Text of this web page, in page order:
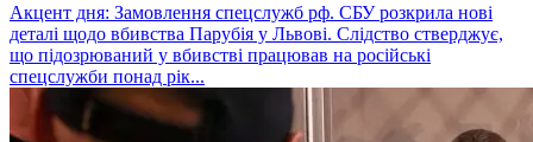
Акцент дня: Замовлення спецслужб рф. СБУ розкрила нові
деталі щодо вбивства Парубія у Львові. Слідство стверджує,
що підозрюваний у вбивстві працював на російські
спецслужби понад рік...